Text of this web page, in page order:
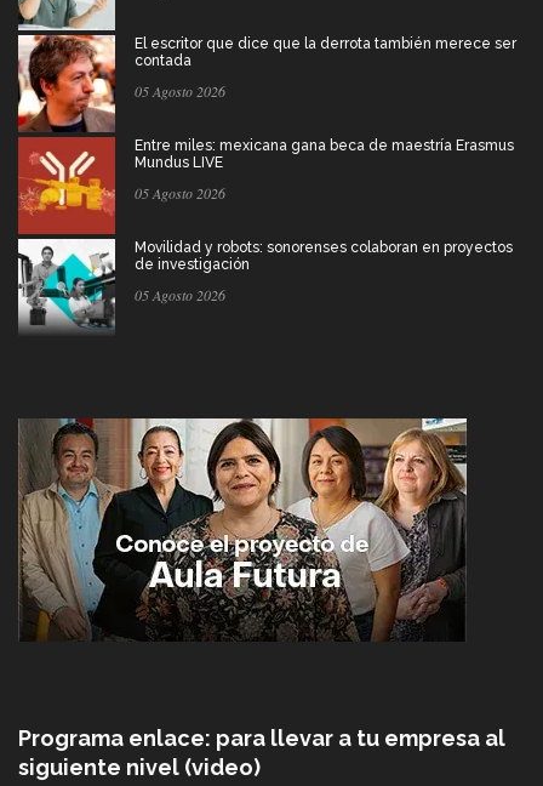
El escritor que dice que la derrota también merece ser
contada
05 Agosto 2026
Entre miles: mexicana gana beca de maestría Erasmus
Mundus LIVE
05 Agosto 2026
Movilidad y robots: sonorenses colaboran en proyectos
de investigación
05 Agosto 2026
Programa enlace: para llevar a tu empresa al
siguiente nivel (video)